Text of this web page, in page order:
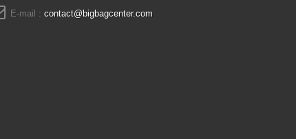
E-mail : contact@bigbagcenter.com